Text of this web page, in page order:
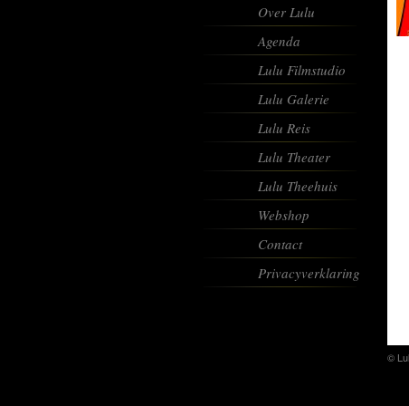
Over Lulu
Agenda
Lulu Filmstudio
Lulu Galerie
Lulu Reis
Lulu Theater
Lulu Theehuis
Webshop
Contact
Privacyverklaring
©